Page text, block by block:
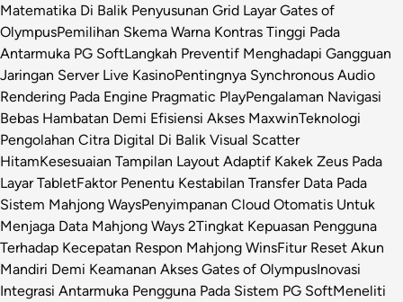
Matematika Di Balik Penyusunan Grid Layar Gates of
OlympusPemilihan Skema Warna Kontras Tinggi Pada
Antarmuka PG SoftLangkah Preventif Menghadapi Gangguan
Jaringan Server Live KasinoPentingnya Synchronous Audio
Rendering Pada Engine Pragmatic PlayPengalaman Navigasi
Bebas Hambatan Demi Efisiensi Akses MaxwinTeknologi
Pengolahan Citra Digital Di Balik Visual Scatter
HitamKesesuaian Tampilan Layout Adaptif Kakek Zeus Pada
Layar TabletFaktor Penentu Kestabilan Transfer Data Pada
Sistem Mahjong WaysPenyimpanan Cloud Otomatis Untuk
Menjaga Data Mahjong Ways 2Tingkat Kepuasan Pengguna
Terhadap Kecepatan Respon Mahjong WinsFitur Reset Akun
Mandiri Demi Keamanan Akses Gates of OlympusInovasi
Integrasi Antarmuka Pengguna Pada Sistem PG SoftMeneliti